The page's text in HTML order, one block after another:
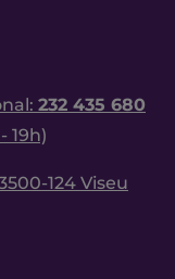
232 435 680
19h)
124 Viseu